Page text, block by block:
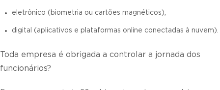
eletrônico (biometria ou cartões magnéticos),
digital (aplicativos e plataformas online conectadas à nuvem).
Toda empresa é obrigada a controlar a jornada dos
funcionários?